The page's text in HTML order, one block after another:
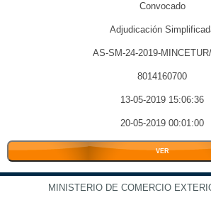
Convocado
Adjudicación
AS-SM-24-2019-
8014160700
13-05-2019 15:06:36
20-05-2019 00:01:00
VER
MINISTERIO DE COMERCIO